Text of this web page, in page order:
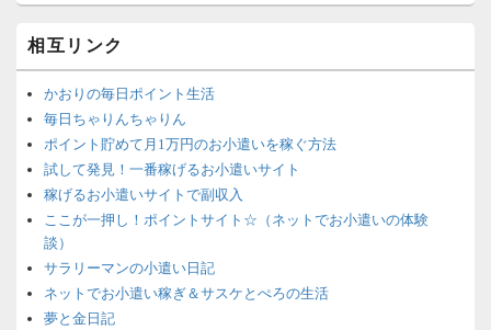
相互リンク
かおりの毎日ポイント生活
毎日ちゃりんちゃりん
ポイント貯めて月1万円のお小遣いを稼ぐ方法
試して発見！一番稼げるお小遣いサイト
稼げるお小遣いサイトで副収入
ここが一押し！ポイントサイト☆（ネットでお小遣いの体験
談）
サラリーマンの小遣い日記
ネットでお小遣い稼ぎ＆サスケとぺろの生活
夢と金日記